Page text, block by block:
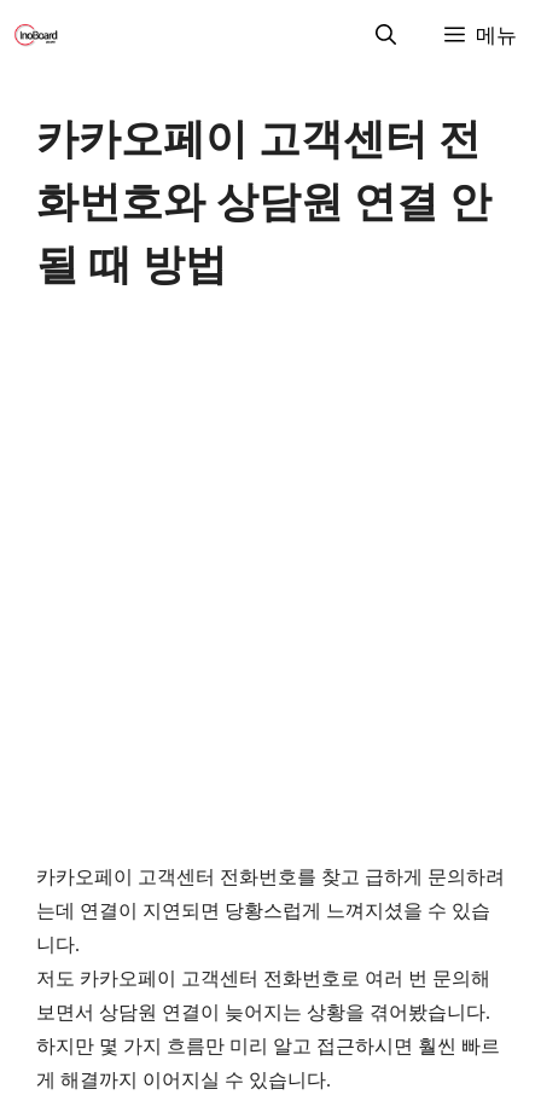
텐
메뉴
카카오페이 고객센터 전
화번호와 상담원 연결 안
될 때 방법
카카오페이 고객센터 전화번호를 찾고 급하게 문의하려
는데 연결이 지연되면 당황스럽게 느껴지셨을 수 있습
니다.
저도 카카오페이 고객센터 전화번호로 여러 번 문의해
보면서 상담원 연결이 늦어지는 상황을 겪어봤습니다.
하지만 몇 가지 흐름만 미리 알고 접근하시면 훨씬 빠르
게 해결까지 이어지실 수 있습니다.